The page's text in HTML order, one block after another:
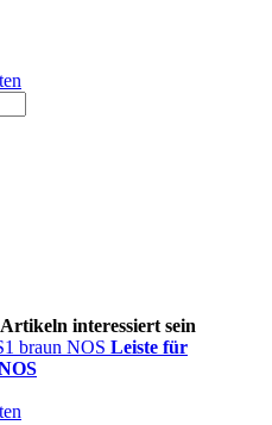
interessiert sein
Leiste für